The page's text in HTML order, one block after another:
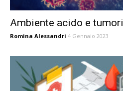
Ambiente acido e tumori
Romina Alessandri 4 Gennaio 2023